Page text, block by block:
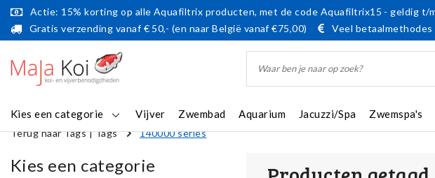
Actie: 15% korting op alle Aquafiltrix producten, met de code Aquafiltrix15 - geldig t/
Gratis verzending vanaf € 50,- (en naar België vanaf €75,00)
Veel betaalmethodes
Kies een categorie Vijver Zwembad Aquarium Jacuzzi/Spa Zwemspa's
Terug naar Tags|Tags 140000 series
Kies een categorie